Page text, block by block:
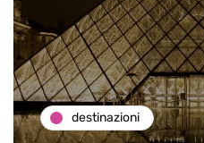
destinazioni